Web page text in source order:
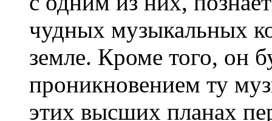
чудных музыкальных
земле. Кроме того, он
проникновением ту
этих высших планах